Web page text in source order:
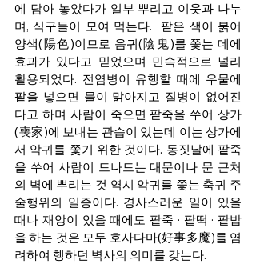
에 담아 놓았다가 일부 뿌리고 이웃과 나누
며, 식구들이 모여 먹는다.  팥은 색이 붉어
양색(陽色)이므로 음귀(陰鬼)를 쫓는 데에
효과가 있다고 믿었으며 민속적으로 널리
활용되었다. 전염병이 유행할 때에 우물에
팥을 넣으면 물이 맑아지고 질병이 없어진
다고 하며 사람이 죽으면 팥죽을 쑤어 상가
(喪家)에 보내는 관습이 있는데 이는 상가에
서 악귀를 쫓기 위한 것이다. 동짓날에 팥죽
을 쑤어 사람이 드나드는 대문이나 문 근처
의 벽에 뿌리는 것 역시 악귀를 쫓는 축귀 주
술행위의 일종이다. 경사스러운 일이 있을
때나 재앙이 있을 때에도 팥죽 · 팥떡 · 팥밥
을 하는 것은 모두 호사다마(好事多魔)를 염
려하여 행하던 벽사의 의미를 갖는다.